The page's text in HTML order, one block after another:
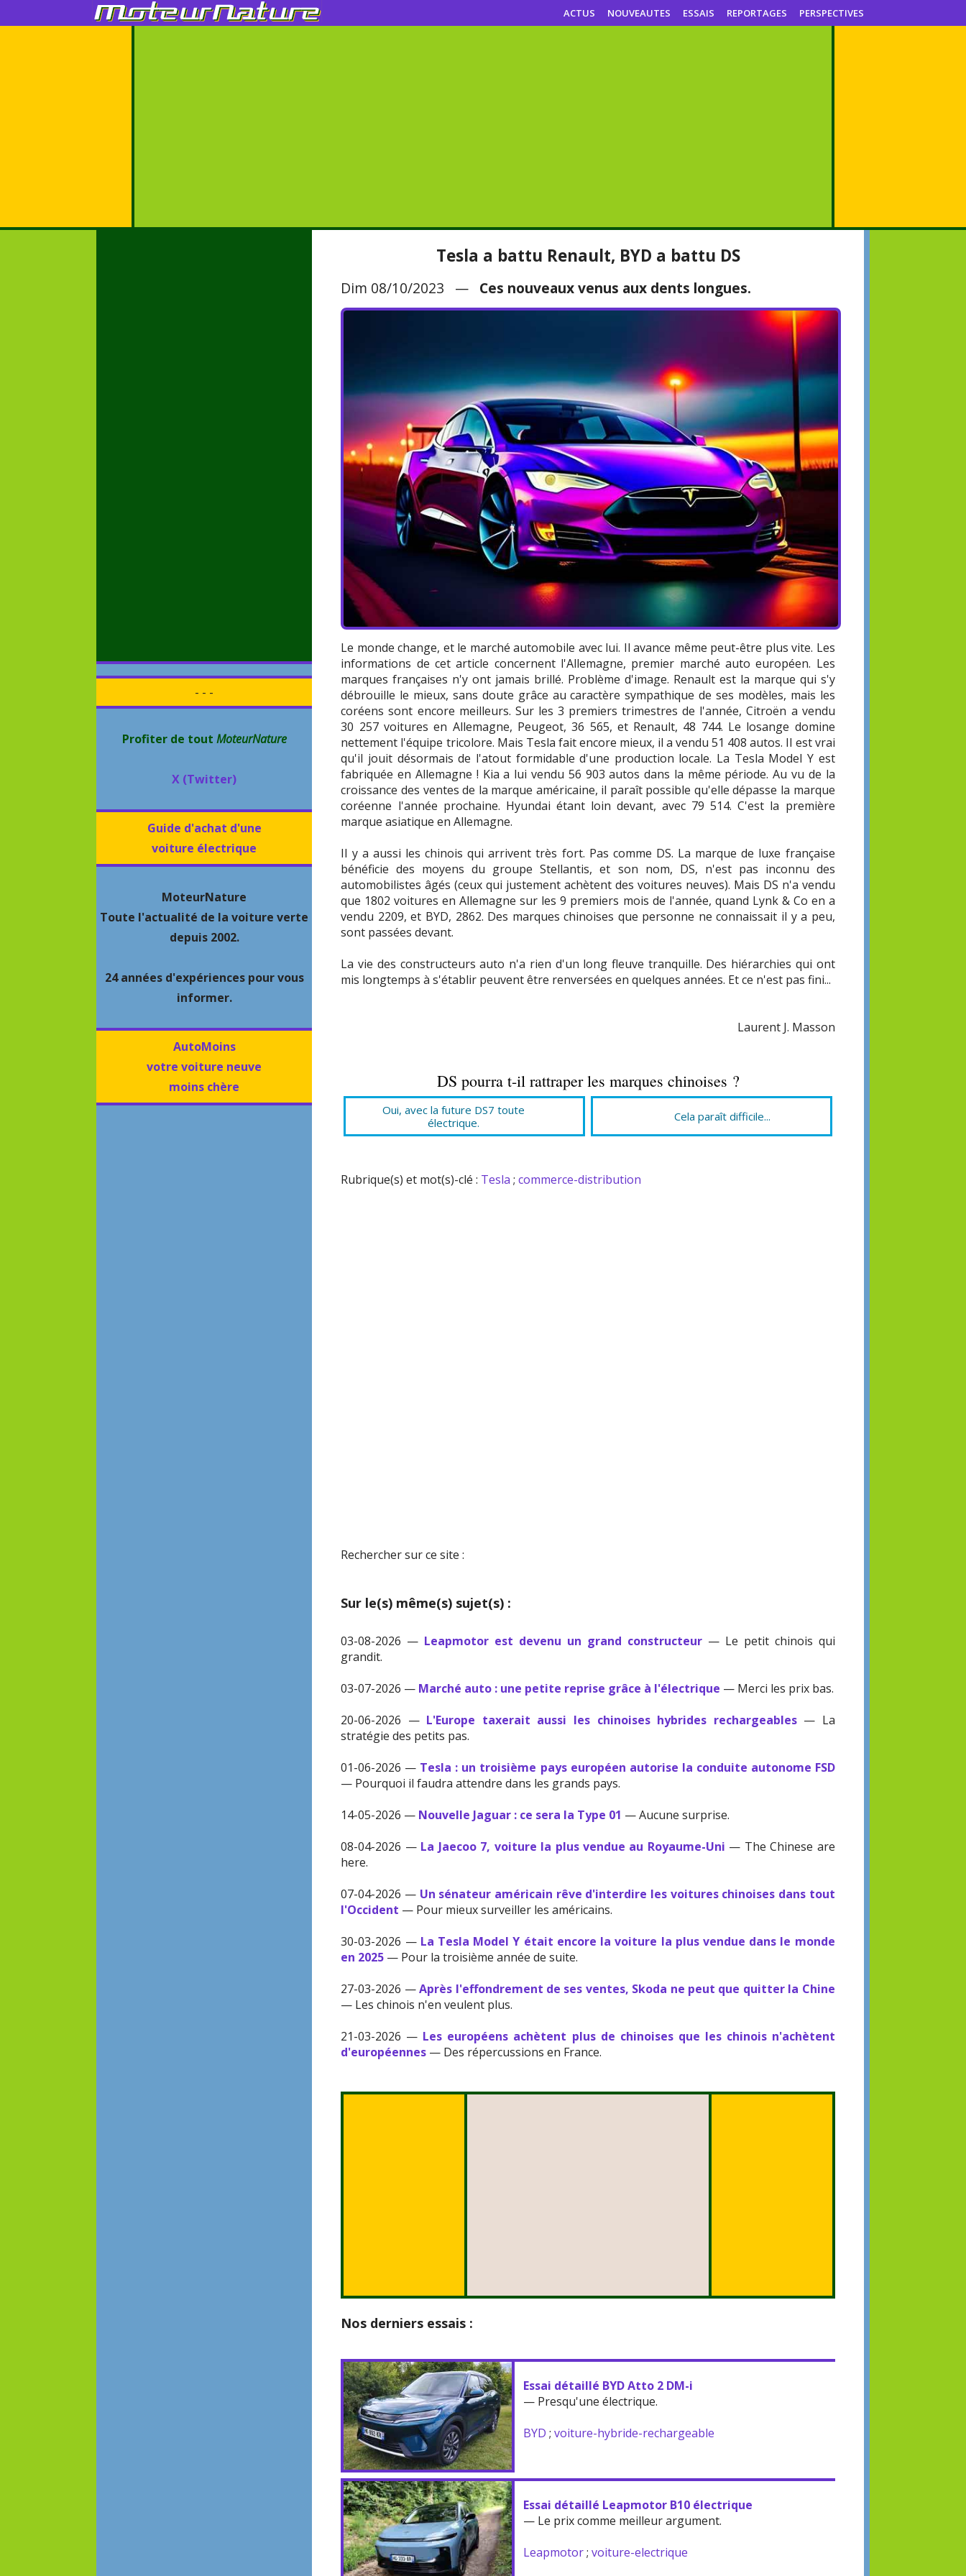
ACTUS NOUVEAUTES ESSAIS REPORTAGES PERSPECTIVES
- - -
Profiter de tout MoteurNature
X (Twitter)
Guide d'achat d'une
voiture électrique
MoteurNature
Toute l'actualité de la voiture verte
depuis 2002.
24 années d'expériences pour vous
informer.
AutoMoins
votre voiture neuve
moins chère
Tesla a battu Renault, BYD a battu DS
Dim 08/10/2023 — Ces nouveaux venus aux dents longues.
Le monde change, et le marché automobile avec lui. Il avance même peut-être plus vite. Les
informations de cet article concernent l'Allemagne, premier marché auto européen. Les
marques françaises n'y ont jamais brillé. Problème d'image. Renault est la marque qui s'y
débrouille le mieux, sans doute grâce au caractère sympathique de ses modèles, mais les
coréens sont encore meilleurs. Sur les 3 premiers trimestres de l'année, Citroën a vendu
30 257 voitures en Allemagne, Peugeot, 36 565, et Renault, 48 744. Le losange domine
nettement l'équipe tricolore. Mais Tesla fait encore mieux, il a vendu 51 408 autos. Il est vrai
qu'il jouit désormais de l'atout formidable d'une production locale. La Tesla Model Y est
fabriquée en Allemagne ! Kia a lui vendu 56 903 autos dans la même période. Au vu de la
croissance des ventes de la marque américaine, il paraît possible qu'elle dépasse la marque
coréenne l'année prochaine. Hyundai étant loin devant, avec 79 514. C'est la première
marque asiatique en Allemagne.
Il y a aussi les chinois qui arrivent très fort. Pas comme DS. La marque de luxe française
bénéficie des moyens du groupe Stellantis, et son nom, DS, n'est pas inconnu des
automobilistes âgés (ceux qui justement achètent des voitures neuves). Mais DS n'a vendu
que 1802 voitures en Allemagne sur les 9 premiers mois de l'année, quand Lynk & Co en a
vendu 2209, et BYD, 2862. Des marques chinoises que personne ne connaissait il y a peu,
sont passées devant.
La vie des constructeurs auto n'a rien d'un long fleuve tranquille. Des hiérarchies qui ont
mis longtemps à s'établir peuvent être renversées en quelques années. Et ce n'est pas fini...
Laurent J. Masson
DS pourra t-il rattraper les marques chinoises ?
Oui, avec la future DS7 toute
électrique.
Cela paraît difficile...
Rubrique(s) et mot(s)-clé : Tesla ;commerce-distribution
Rechercher sur ce site :
Sur le(s) même(s) sujet(s) :
03-08-2026 — Leapmotor est devenu un grand constructeur— Le petit chinois qui
grandit.
03-07-2026 — Marché auto : une petite reprise grâce à l'électrique — Merci les prix bas.
20-06-2026 — L'Europe taxerait aussi les chinoises hybrides rechargeables— La
stratégie des petits pas.
01-06-2026 — Tesla : un troisième pays européen autorise la conduite autonome FSD
— Pourquoi il faudra attendre dans les grands pays.
14-05-2026 — Nouvelle Jaguar : ce sera la Type 01 — Aucune surprise.
08-04-2026 — La Jaecoo 7, voiture la plus vendue au Royaume-Uni — The Chinese are
here.
07-04-2026 — Un sénateur américain rêve d'interdire les voitures chinoises dans tout
l'Occident — Pour mieux surveiller les américains.
30-03-2026 — La Tesla Model Y était encore la voiture la plus vendue dans le monde
en 2025 — Pour la troisième année de suite.
27-03-2026 —Après l'effondrement de ses ventes, Skoda ne peut que quitter la Chine
— Les chinois n'en veulent plus.
21-03-2026 — Les européens achètent plus de chinoises que les chinois n'achètent
d'européennes — Des répercussions en France.
Nos derniers essais :
Essai détaillé BYD Atto 2 DM-i
— Presqu'une électrique.
BYD ;voiture-hybride-rechargeable
Essai détaillé Leapmotor B10 électrique
— Le prix comme meilleur argument.
Leapmotor;voiture-electrique